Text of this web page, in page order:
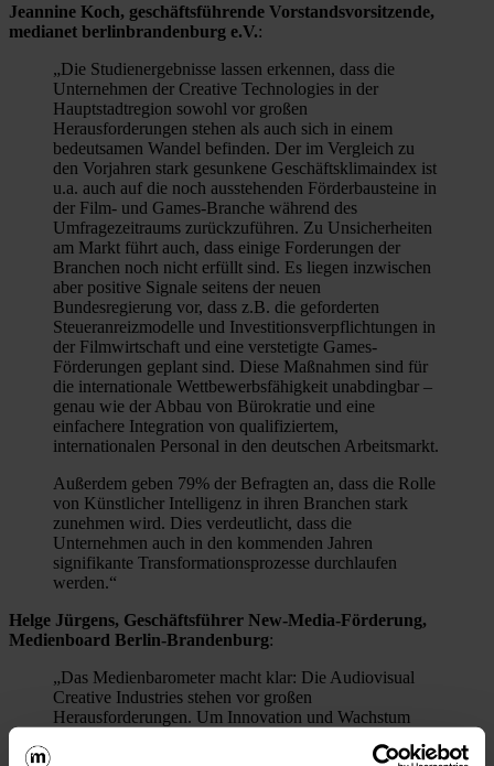
Jeannine Koch, geschäftsführende Vorstandsvorsitzende,
medianet berlinbrandenburg e.V.:
„Die Studienergebnisse lassen erkennen, dass die
Unternehmen der Creative Technologies in der
Hauptstadtregion sowohl vor großen
Herausforderungen stehen als auch sich in einem
bedeutsamen Wandel befinden. Der im Vergleich zu
den Vorjahren stark gesunkene Geschäftsklimaindex ist
u.a. auch auf die noch ausstehenden Förderbausteine in
der Film- und Games-Branche während des
Umfragezeitraums zurückzuführen. Zu Unsicherheiten
am Markt führt auch, dass einige Forderungen der
Branchen noch nicht erfüllt sind. Es liegen inzwischen
aber positive Signale seitens der neuen
Bundesregierung vor, dass z.B. die geforderten
Steueranreizmodelle und Investitionsverpflichtungen in
der Filmwirtschaft und eine verstetigte Games-
Förderungen geplant sind. Diese Maßnahmen sind für
die internationale Wettbewerbsfähigkeit unabdingbar –
genau wie der Abbau von Bürokratie und eine
einfachere Integration von qualifiziertem,
internationalen Personal in den deutschen Arbeitsmarkt.
Außerdem geben 79% der Befragten an, dass die Rolle
von Künstlicher Intelligenz in ihren Branchen stark
zunehmen wird. Dies verdeutlicht, dass die
Unternehmen auch in den kommenden Jahren
signifikante Transformationsprozesse durchlaufen
werden.“
Helge Jürgens, Geschäftsführer New-Media-Förderung,
Medienboard Berlin-Brandenburg:
„Das Medienbarometer macht klar: Die Audiovisual
Creative Industries stehen vor großen
Herausforderungen. Um Innovation und Wachstum
Rahmenbedingungen dringend verbessert werden. Das